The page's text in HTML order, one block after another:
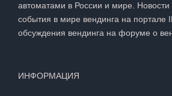
автоматами в России и мире. Новости
события в мире вендинга на портале
обсуждения вендинга на форуме о
ИНФОРМАЦИЯ